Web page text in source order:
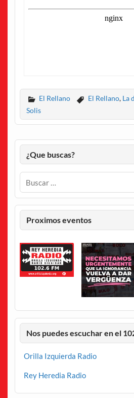
El Rellano El Rellano, La
Solis
¿Que buscas?
Proximos eventos
Nos puedes escuchar en el
Orilla Izquierda Radio
Rey Heredia Radio